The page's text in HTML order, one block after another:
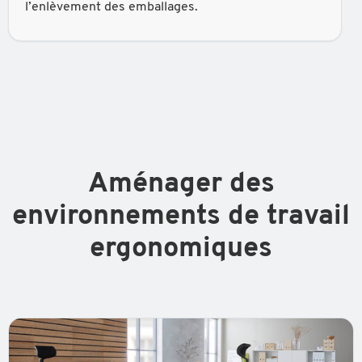
l’enlèvement des emballages.
Aménager des
environnements de travail
ergonomiques